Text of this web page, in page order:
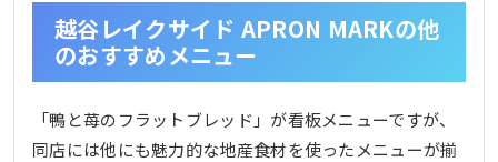
越谷レイクサイド APRON MARKの他
のおすすめメニュー
「鴨と苺のフラットブレッド」が看板メニューですが、
同店には他にも魅力的な地産食材を使ったメニューが揃